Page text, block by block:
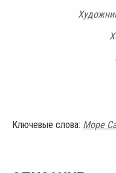
Ключевые слова: Море